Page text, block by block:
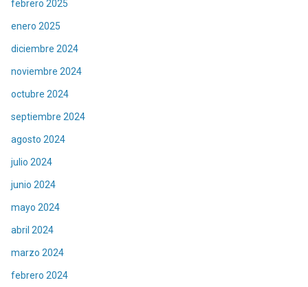
febrero 2025
enero 2025
diciembre 2024
noviembre 2024
octubre 2024
septiembre 2024
agosto 2024
julio 2024
junio 2024
mayo 2024
abril 2024
marzo 2024
febrero 2024